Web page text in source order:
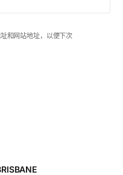
和网站地址，以便下次